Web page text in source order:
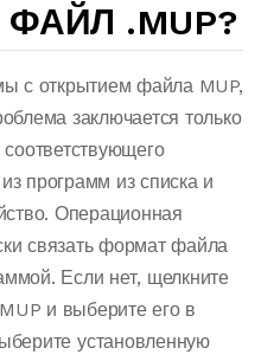
.MUP?
с открытием файла MUP,
заключается только
соответствующего
программ из списка и
Операционная
связать формат файла
Если нет, щелкните
и выберите его в
установленную